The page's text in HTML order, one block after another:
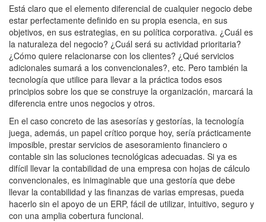
Está claro que el elemento diferencial de cualquier negocio debe
estar perfectamente definido en su propia esencia, en sus
objetivos, en sus estrategias, en su política corporativa. ¿Cuál es
la naturaleza del negocio? ¿Cuál será su actividad prioritaria?
¿Cómo quiere relacionarse con los clientes? ¿Qué servicios
adicionales sumará a los convencionales?, etc. Pero también la
tecnología que utilice para llevar a la práctica todos esos
principios sobre los que se construye la organización, marcará la
diferencia entre unos negocios y otros.
En el caso concreto de las asesorías y gestorías, la tecnología
juega, además, un papel crítico porque hoy, sería prácticamente
imposible, prestar servicios de asesoramiento financiero o
contable sin las soluciones tecnológicas adecuadas. Si ya es
difícil llevar la contabilidad de una empresa con hojas de cálculo
convencionales, es inimaginable que una gestoría que debe
llevar la contabilidad y las finanzas de varias empresas, pueda
hacerlo sin el apoyo de un ERP, fácil de utilizar, intuitivo, seguro y
con una amplia cobertura funcional.